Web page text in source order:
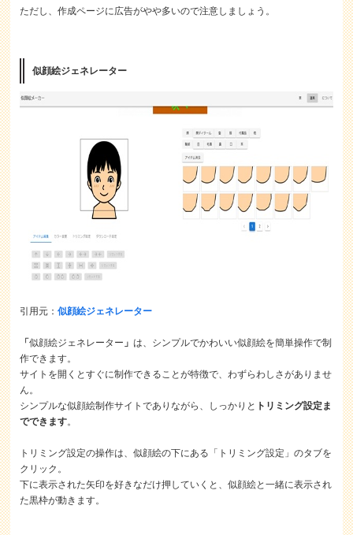
ただし、作成ページに広告がやや多いので注意しましょう。
似顔絵ジェネレーター
引用元：似顔絵ジェネレーター
「似顔絵ジェネレーター 」は、シンプルでかわいい似顔絵を簡単操作で制
作できます。
サイトを開くとすぐに制作できることが特徴で、わずらわしさがありませ
ん。
シンプルな似顔絵制作サイトでありながら、しっかりと
トリミング設定ま
でできます。
トリミング設定の操作は、似顔絵の下にある「トリミング設定」のタブを
クリック。
下に表示された矢印を好きなだけ押していくと、似顔絵と一緒に表示され
た黒枠が動きます。